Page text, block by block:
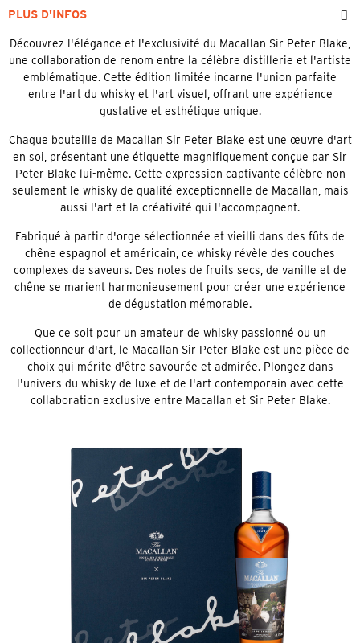
PLUS D'INFOS
Découvrez l'élégance et l'exclusivité du Macallan Sir Peter Blake,
une collaboration de renom entre la célèbre distillerie et l'artiste
emblématique. Cette édition limitée incarne l'union parfaite
entre l'art du whisky et l'art visuel, offrant une expérience
gustative et esthétique unique.
Chaque bouteille de Macallan Sir Peter Blake est une œuvre d'art
en soi, présentant une étiquette magnifiquement conçue par Sir
Peter Blake lui-même. Cette expression captivante célèbre non
seulement le whisky de qualité exceptionnelle de Macallan, mais
aussi l'art et la créativité qui l'accompagnent.
Fabriqué à partir d'orge sélectionnée et vieilli dans des fûts de
chêne espagnol et américain, ce whisky révèle des couches
complexes de saveurs. Des notes de fruits secs, de vanille et de
chêne se marient harmonieusement pour créer une expérience
de dégustation mémorable.
Que ce soit pour un amateur de whisky passionné ou un
collectionneur d'art, le Macallan Sir Peter Blake est une pièce de
choix qui mérite d'être savourée et admirée. Plongez dans
l'univers du whisky de luxe et de l'art contemporain avec cette
collaboration exclusive entre Macallan et Sir Peter Blake.